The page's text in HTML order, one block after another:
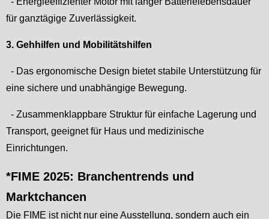
für ganztägige Zuverlässigkeit.
3. Gehhilfen und Mobilitätshilfen
- Das ergonomische Design bietet stabile Unterstützung für
eine sichere und unabhängige Bewegung.
- Zusammenklappbare Struktur für einfache Lagerung und
Transport, geeignet für Haus und medizinische
Einrichtungen.
*FIME 2025: Branchentrends und
Marktchancen
Die FIME ist nicht nur eine Ausstellung, sondern auch ein